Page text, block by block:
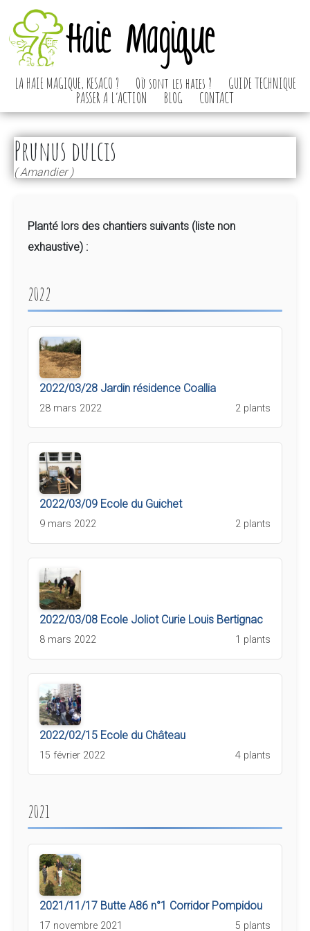
Haie Magique
LA HAIE MAGIQUE, KESACO ? Où sont les haies ?
GUIDE TECHNIQUE
PASSER A L’ACTION
BLOG CONTACT
Prunus dulcis
( Amandier )
Planté lors des chantiers suivants (liste non
exhaustive) :
2022
2022/03/28 Jardin résidence Coallia
28 mars 2022 2 plants
2022/03/09 Ecole du Guichet
9 mars 2022 2 plants
2022/03/08 Ecole Joliot Curie Louis Bertignac
8 mars 2022 1 plants
2022/02/15 Ecole du Château
15 février 2022 4 plants
2021
2021/11/17 Butte A86 n°1 Corridor Pompidou
17 novembre 2021 5 plants